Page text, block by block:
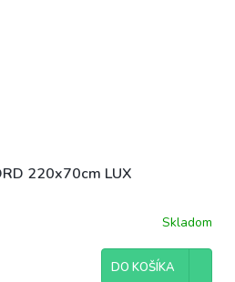
220x70cm LUX
Skladom
DO KOŠÍKA